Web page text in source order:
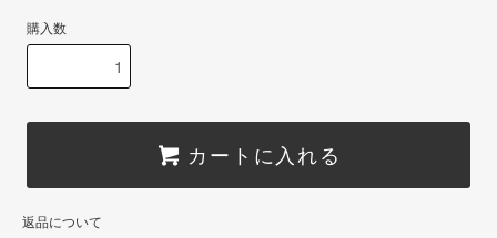
購入数
カートに入れる
返品について